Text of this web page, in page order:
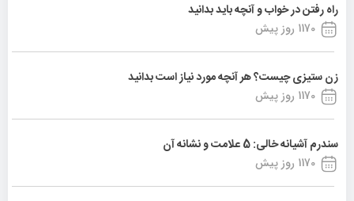
راه رفتن در خواب و آنچه باید بدانید
1170 روز پیش
زن ستیزی چیست؟ هر آنچه مورد نیاز است بدانید
1170 روز پیش
سندرم آشیانه خالی: 5 علامت و نشانه آن
1170 روز پیش